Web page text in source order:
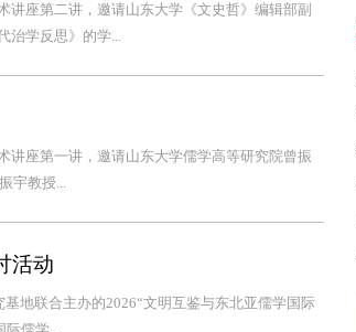
讲座第二讲，邀请山东大学《文史哲》编辑部副
学反思》的学...
讲座第一讲，邀请山东大学儒学高等研究院曾振
宇教授...
活动
地联合主办的2026“文明互鉴与东北亚儒学国际